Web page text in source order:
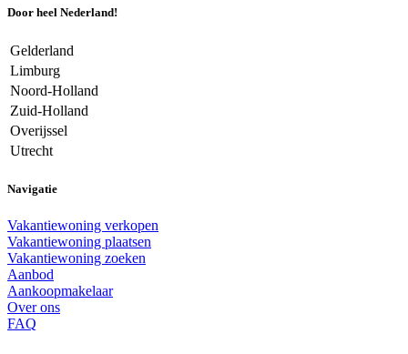
Door heel Nederland!
Gelderland
Limburg
Noord-Holland
Zuid-Holland
Overijssel
Utrecht
Navigatie
Vakantiewoning verkopen
Vakantiewoning plaatsen
Vakantiewoning zoeken
Aanbod
Aankoopmakelaar
Over ons
FAQ